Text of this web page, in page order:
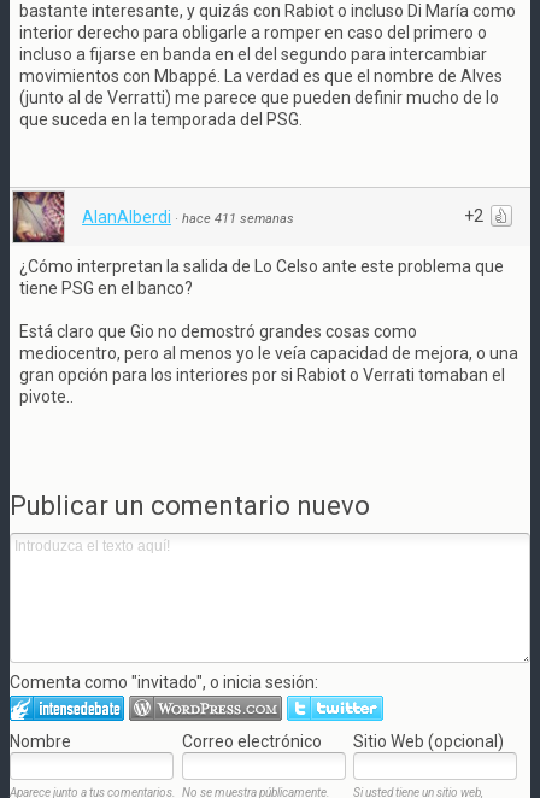
bastante interesante, y quizás con Rabiot o incluso Di María como
interior derecho para obligarle a romper en caso del primero o
incluso a fijarse en banda en el del segundo para intercambiar
movimientos con Mbappé. La verdad es que el nombre de Alves
(junto al de Verratti) me parece que pueden definir mucho de lo
que suceda en la temporada del PSG.
+2
AlanAlberdi · hace 411 semanas
¿Cómo interpretan la salida de Lo Celso ante este problema que
tiene PSG en el banco?
Está claro que Gio no demostró grandes cosas como
mediocentro, pero al menos yo le veía capacidad de mejora, o una
gran opción para los interiores por si Rabiot o Verrati tomaban el
pivote..
Publicar un comentario nuevo
Comenta como "invitado", o inicia sesión:
Nombre Correo electrónico Sitio Web (opcional)
Aparece junto a tus comentarios. No se muestra públicamente. Si usted tiene un sitio web,